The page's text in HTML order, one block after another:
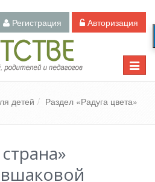
Регистрация Авторизация
Toggle
детей Раздел «Радуга цвета»